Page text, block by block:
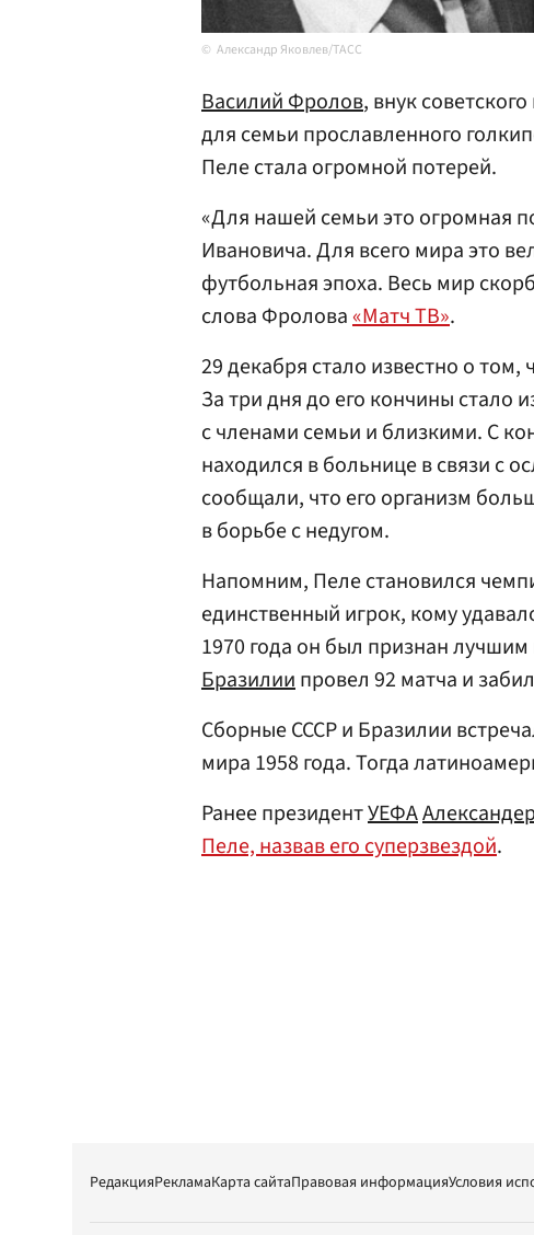
Александр Яковлев/ТАСС
Василий Фролов, внук
для семьи прославленного
Пеле стала огромной потерей.
«Для нашей семьи это огромная
Ивановича. Для всего мира это
футбольная эпоха. Весь мир
слова Фролова«Матч ТВ».
29 декабря стало известно о
За три дня до его кончины стало
с членами семьи и близкими. С
находился в больнице в связи с
сообщали, что его организм
в борьбе с недугом.
Напомним, Пеле становился
единственный игрок, кому
1970 года он был признан
Бразилиипровел 92 матча и
Сборные СССР и Бразилии
мира 1958 года. Тогда
Ранее президентУЕФА
Пеле, назвав его суперзвездой.
РедакцияРекламаКарта сайтаПравовая информацияУсловия